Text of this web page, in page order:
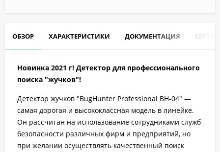
ОБЗОР ХАРАКТЕРИСТИКИ ДОКУМЕНТАЦИЯ
Новинка 2021 г! Детектор для профессионального
поиска "жучков"!
Детектор жучков "BugHunter Professional BH-04" —
самая дорогая и высококлассная модель в линейке.
Он рассчитан на использование сотрудниками служб
безопасности различных фирм и предприятий, но
при желании осуществлять качественный поиск